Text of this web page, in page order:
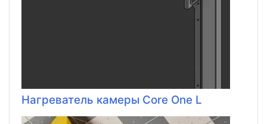
Нагреватель камеры Core One L